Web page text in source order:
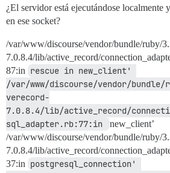
¿El servidor está ejecutándose localmente
en ese socket?
/var/www/discourse/vendor/bundle/ruby/
7.0.8.4/lib/active_record/
87:in rescue in new_client'
/var/www/discourse/vendor/
verecord-
7.0.8.4/lib/active_record/
sql_adapter.rb:77:in
new_client’
/var/www/discourse/vendor/bundle/ruby/
7.0.8.4/lib/active_record/
37:in postgresql_connection'